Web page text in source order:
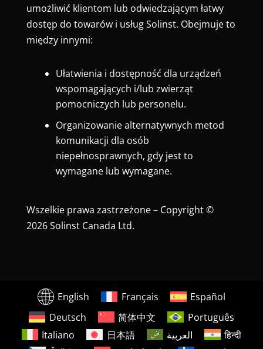
umożliwić klientom lub odwiedzającym łatwy
dostęp do towarów i usług Solinst. Obejmuje to
między innymi:
Ułatwienia i dostępność dla urządzeń
wspomagających i/lub zwierząt
pomocniczych lub personelu.
Organizowanie alternatywnych metod
komunikacji dla osób
niepełnosprawnych, gdy jest to
wymagane lub wymagane.
Wszelkie prawa zastrzeżone – Copyright ©
2026 Solinst Canada Ltd.
English Français
Español
Deutsch
简体中文
Português
Italiano
日本語 العربية
हिन्दी